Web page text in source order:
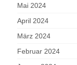
Mai 2024
April 2024
März 2024
Februar 2024